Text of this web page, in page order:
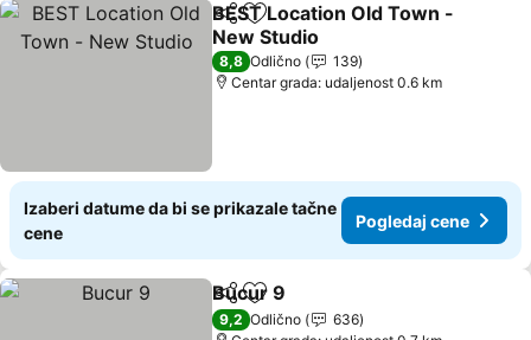
Deli Dodati u favorite
BEST Location Old Town -
New Studio
Pogledaj cene
8,8 Odlično
139
Centar grada: udaljenost 0.6 km
Izaberi datume da bi se prikazale tačne
cene
Pogledaj cene
Deli Dodati u favorite
Bucur 9
9,2 Odlično
636